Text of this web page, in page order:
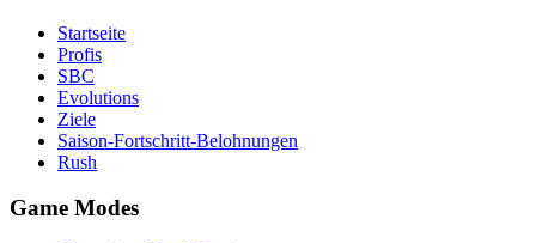
Startseite
Profis
SBC
Evolutions
Ziele
Saison-Fortschritt-Belohnungen
Rush
Game Modes